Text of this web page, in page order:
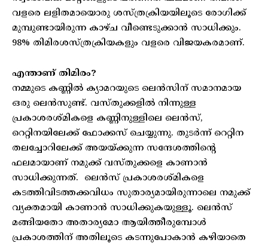
വളരെ ലളിതമായൊരു ശസ്ത്രക്രിയയിലൂടെ രോഗിക്ക്
മുമ്പുണ്ടായിരുന്ന കാഴ്ച വീണ്ടെടുക്കാന്‍ സാധിക്കും.
98% തിമിരശസ്ത്രക്രിയകളും വളരെ വിജയകരമാണ്.
എന്താണ് തിമിരം?
നമ്മുടെ കണ്ണില്‍ ക്യാമറയുടെ ലെന്‍സിന് സമാനമായ
ഒരു ലെന്‍സുണ്ട്. വസ്തുക്കളില്‍ നിന്നുള്ള
പ്രകാശരശ്മികളെ കണ്ണിനുള്ളിലെ ലെന്‍സ്,
റെറ്റിനയിലേക്ക് ഫോക്കസ് ചെയ്യുന്നു. തുടര്‍ന്ന് റെറ്റിന
തലച്ചോറിലേക്ക് അയയ്ക്കുന്ന സന്ദേശത്തിന്റെ
ഫലമായാണ് നമുക്ക് വസ്തുക്കളെ കാണാന്‍
സാധിക്കുന്നത്. ലെന്‍സ് പ്രകാശരശ്മികളെ
കടത്തിവിടത്തക്കവിധം സുതാര്യമായിരുന്നാലെ നമുക്ക്
വ്യക്തമായി കാണാന്‍ സാധിക്കുകയുള്ളൂ. ലെന്‍സ്
മങ്ങിയതോ അതാര്യമോ ആയിത്തീരുമ്പോള്‍
പ്രകാശത്തിന് അതിലൂടെ കടന്നുപോകാന്‍ കഴിയാതെ